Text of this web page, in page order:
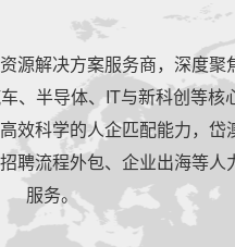
源解决方案服务商，深度聚
、半导体、IT与新科创等核
效科学的人企匹配能力，岱
聘流程外包、企业出海等人
服务。